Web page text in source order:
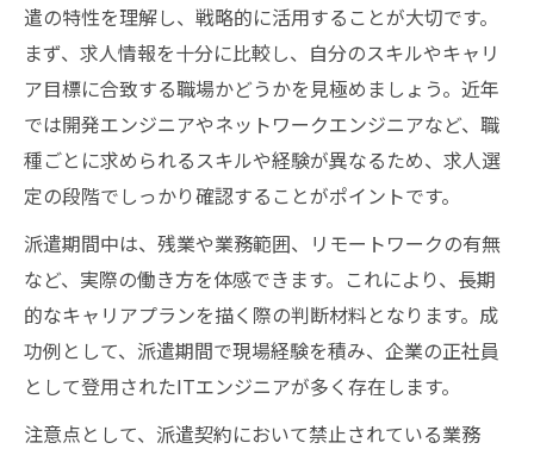
遣の特性を理解し、戦略的に活用することが大切です。
まず、求人情報を十分に比較し、自分のスキルやキャリ
ア目標に合致する職場かどうかを見極めましょう。近年
では開発エンジニアやネットワークエンジニアなど、職
種ごとに求められるスキルや経験が異なるため、求人選
定の段階でしっかり確認することがポイントです。
派遣期間中は、残業や業務範囲、リモートワークの有無
など、実際の働き方を体感できます。これにより、長期
的なキャリアプランを描く際の判断材料となります。成
功例として、派遣期間で現場経験を積み、企業の正社員
として登用されたITエンジニアが多く存在します。
注意点として、派遣契約において禁止されている業務